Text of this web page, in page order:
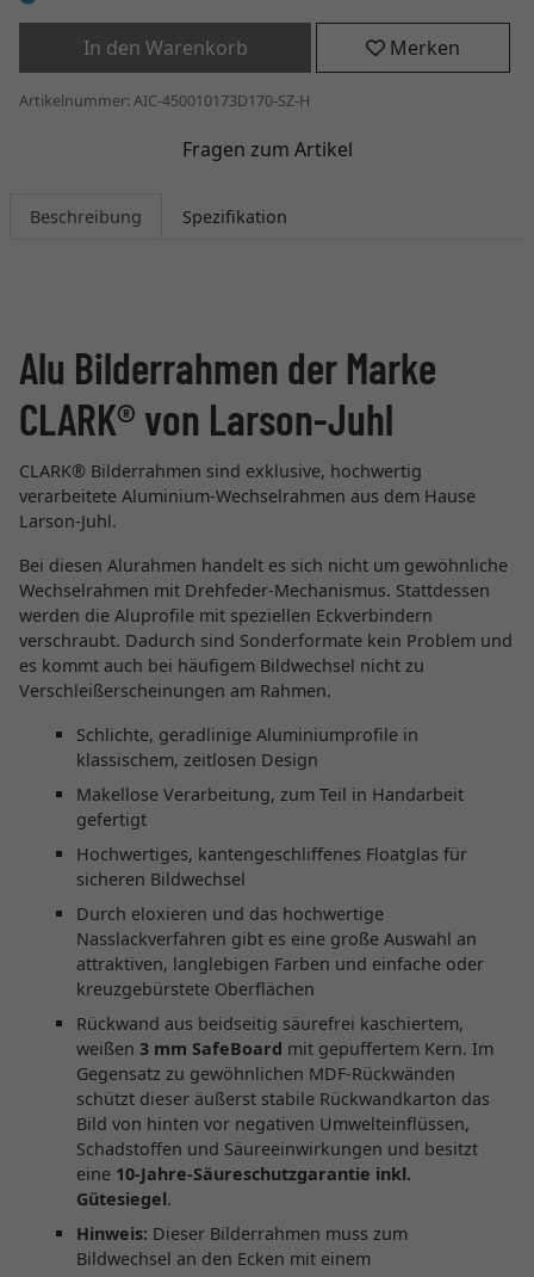
In den Warenkorb Merken
Artikelnummer: AIC-450010173D170-SZ-H
Fragen zum Artikel
Beschreibung Spezifikation
Alu Bilderrahmen der Marke
CLARK® von Larson-Juhl
CLARK® Bilderrahmen sind exklusive, hochwertig
verarbeitete Aluminium-Wechselrahmen aus dem Hause
Larson-Juhl.
Bei diesen Alurahmen handelt es sich nicht um gewöhnliche
Wechselrahmen mit Drehfeder-Mechanismus. Stattdessen
werden die Aluprofile mit speziellen Eckverbindern
verschraubt. Dadurch sind Sonderformate kein Problem und
es kommt auch bei häufigem Bildwechsel nicht zu
Verschleißerscheinungen am Rahmen.
Schlichte, geradlinige Aluminiumprofile in
klassischem, zeitlosen Design
Makellose Verarbeitung, zum Teil in Handarbeit
gefertigt
Hochwertiges, kantengeschliffenes Floatglas für
sicheren Bildwechsel
Durch eloxieren und das hochwertige
Nasslackverfahren gibt es eine große Auswahl an
attraktiven, langlebigen Farben und einfache oder
kreuzgebürstete Oberflächen
Rückwand aus beidseitig säurefrei kaschiertem,
weißen 3 mm SafeBoard mit gepuffertem Kern. Im
Gegensatz zu gewöhnlichen MDF-Rückwänden
schützt dieser äußerst stabile Rückwandkarton das
Bild von hinten vor negativen Umwelteinflüssen,
Schadstoffen und Säureeinwirkungen und besitzt
eine 10-Jahre-Säureschutzgarantie inkl.
Gütesiegel.
Hinweis: Dieser Bilderrahmen muss zum
Bildwechsel an den Ecken mit einem